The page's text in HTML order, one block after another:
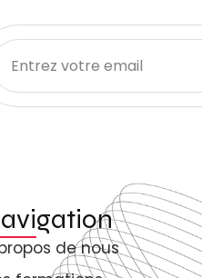
de nous